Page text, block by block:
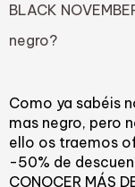
BLACK
negro?
Como ya sabéis
mas negro, pero
ello os traemos
-50% de
CONOCER MÁS